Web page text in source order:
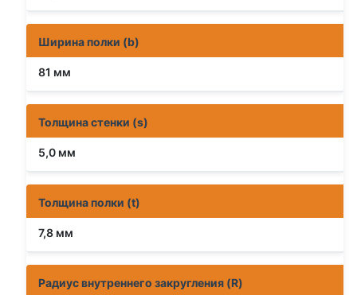
Ширина полки (b)
81 мм
Толщина стенки (s)
5,0 мм
Толщина полки (t)
7,8 мм
Радиус внутреннего закругления (R)